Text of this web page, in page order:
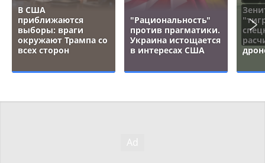
В США
приближаются
выборы: враги
окружают Трампа со
всех сторон
"Рациональность"
против прагматики.
Украина истощается
в интересах США